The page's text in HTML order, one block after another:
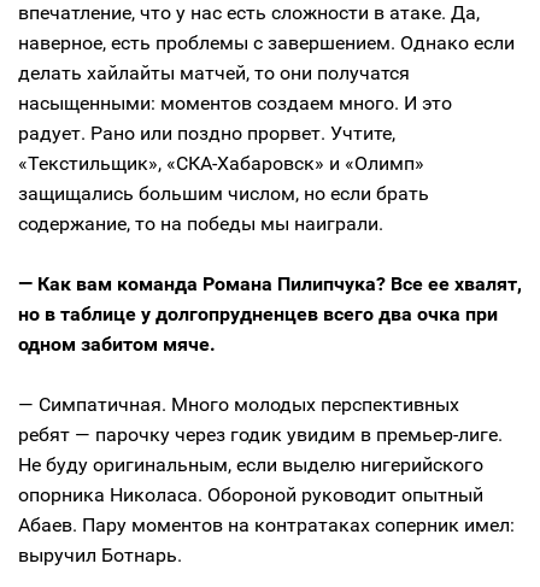
впечатление, что у нас есть сложности в атаке. Да,
наверное, есть проблемы с завершением. Однако если
делать хайлайты матчей, то они получатся
насыщенными: моментов создаем много. И это
радует. Рано или поздно прорвет. Учтите,
«Текстильщик», «СКА-Хабаровск» и «Олимп»
защищались большим числом, но если брать
содержание, то на победы мы наиграли.
— Как вам команда Романа Пилипчука? Все ее хвалят,
но в таблице у долгопрудненцев всего два очка при
одном забитом мяче.
— Симпатичная. Много молодых перспективных
ребят — парочку через годик увидим в премьер-лиге.
Не буду оригинальным, если выделю нигерийского
опорника Николаса. Обороной руководит опытный
Абаев. Пару моментов на контратаках соперник имел:
выручил Ботнарь.